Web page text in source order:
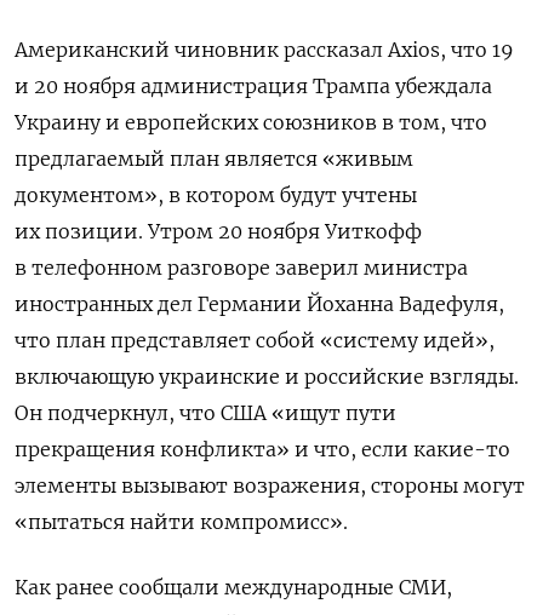
Американский чиновник рассказал Axios, что 19
и 20 ноября администрация Трампа убеждала
Украину и европейских союзников в том, что
предлагаемый план является «живым
документом», в котором будут учтены
их позиции. Утром 20 ноября Уиткофф
в телефонном разговоре заверил министра
иностранных дел Германии Йоханна Вадефуля,
что план представляет собой «систему идей»,
включающую украинские и российские взгляды.
Он подчеркнул, что США «ищут пути
прекращения конфликта» и что, если какие-то
элементы вызывают возражения, стороны могут
«пытаться найти компромисс».
Как ранее сообщали международные СМИ,